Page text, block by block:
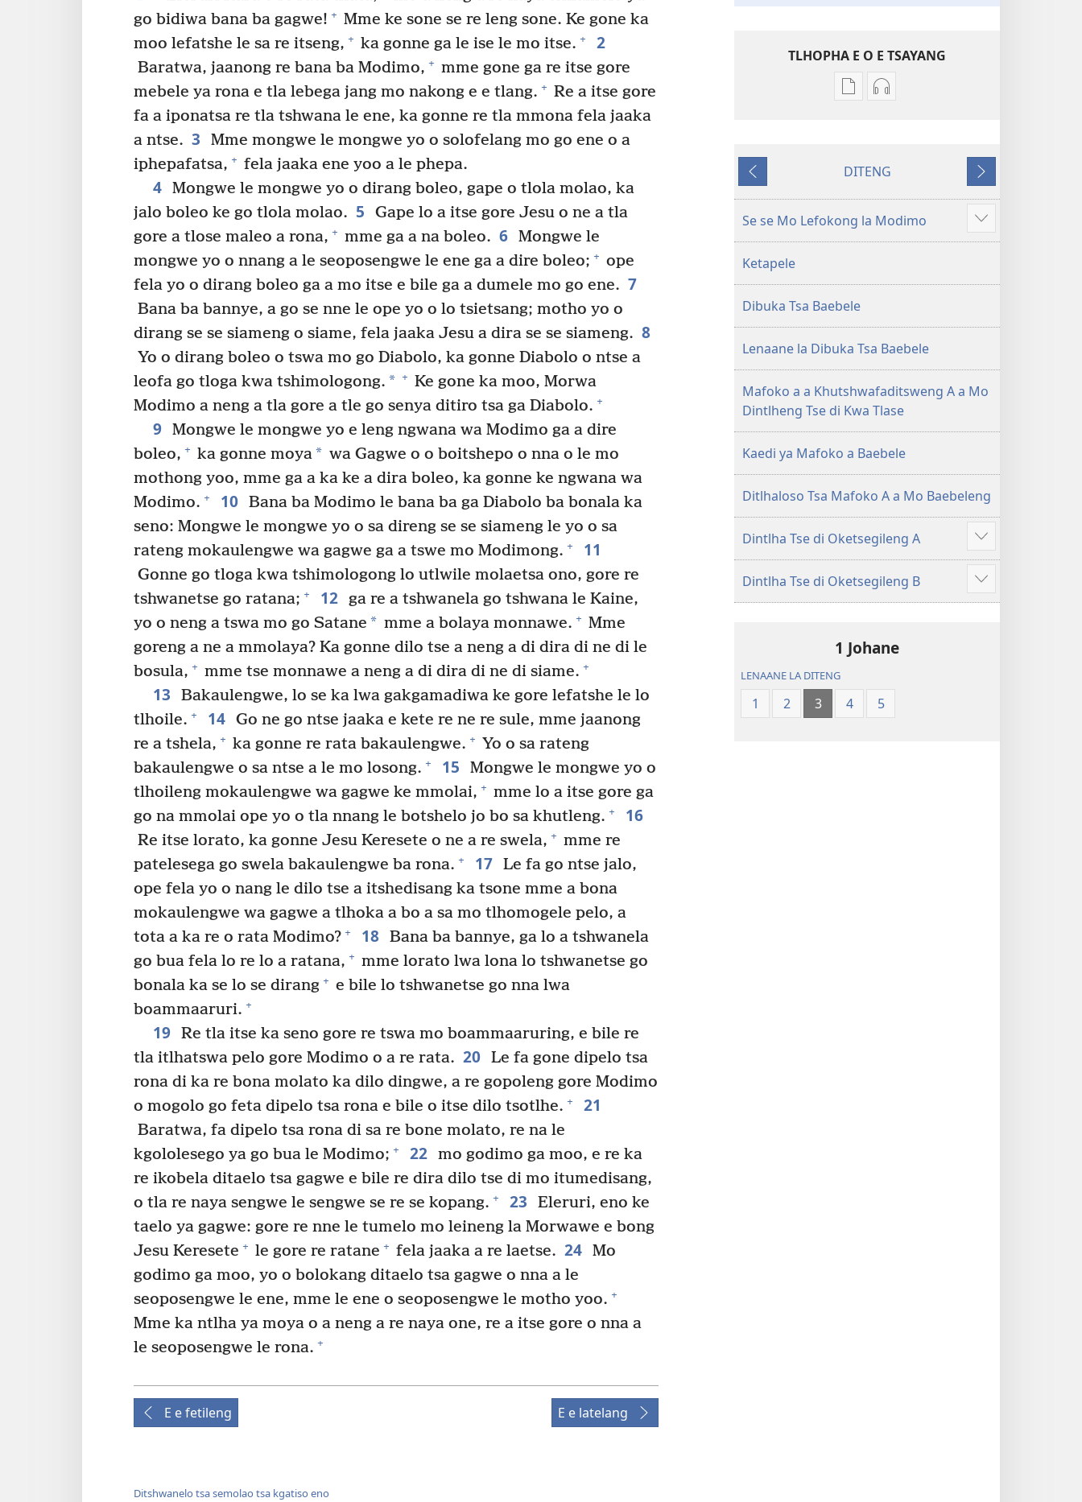
go bidiwa bana ba gagwe! + Mme ke sone se re leng sone. Ke gone ka
moo lefatshe le sa re itseng, + ka gonne ga le ise le mo itse. + 2
Baratwa, jaanong re bana ba Modimo, + mme gone ga re itse gore
mebele ya rona e tla lebega jang mo nakong e e tlang. + Re a itse gore
fa a iponatsa re tla tshwana le ene, ka gonne re tla mmona fela jaaka
a ntse. 3
Mme mongwe le mongwe yo o solofelang mo go ene o a
iphepafatsa, + fela jaaka ene yoo a le phepa.
4 Mongwe le mongwe yo o dirang boleo, gape o tlola molao, ka
jalo boleo ke go tlola molao. 5
Gape lo a itse gore Jesu o ne a tla
gore a tlose maleo a rona, + mme ga a na boleo. 6 Mongwe le
mongwe yo o nnang a le seoposengwe le ene ga a dire boleo; + ope
fela yo o dirang boleo ga a mo itse e bile ga a dumele mo go ene. 7
Bana ba bannye, a go se nne le ope yo o lo tsietsang; motho yo o
dirang se se siameng o siame, fela jaaka Jesu a dira se se siameng. 8
Yo o dirang boleo o tswa mo go Diabolo, ka gonne Diabolo o ntse a
leofa go tloga kwa tshimologong. * + Ke gone ka moo, Morwa
Modimo a neng a tla gore a tle go senya ditiro tsa ga Diabolo. +
9 Mongwe le mongwe yo e leng ngwana wa Modimo ga a dire
boleo, + ka gonne moya* wa Gagwe o o boitshepo o nna o le mo
mothong yoo, mme ga a ka ke a dira boleo, ka gonne ke ngwana wa
Modimo. + 10 Bana ba Modimo le bana ba ga Diabolo ba bonala ka
seno: Mongwe le mongwe yo o sa direng se se siameng le yo o sa
rateng mokaulengwe wa gagwe ga a tswe mo Modimong. + 11
Gonne go tloga kwa tshimologong lo utlwile molaetsa ono, gore re
tshwanetse go ratana; + 12 ga re a tshwanela go tshwana le Kaine,
yo o neng a tswa mo go Satane * mme a bolaya monnawe. + Mme
goreng a ne a mmolaya? Ka gonne dilo tse a neng a di dira di ne di le
bosula, + mme tse monnawe a neng a di dira di ne di siame. +
13
Bakaulengwe, lo se ka lwa gakgamadiwa ke gore lefatshe le lo
tlhoile. + 14 Go ne go ntse jaaka e kete re ne re sule, mme jaanong
re a tshela, + ka gonne re rata bakaulengwe. + Yo o sa rateng
bakaulengwe o sa ntse a le mo losong. + 15
Mongwe le mongwe yo o
tlhoileng mokaulengwe wa gagwe ke mmolai, + mme lo a itse gore ga
go na mmolai ope yo o tla nnang le botshelo jo bo sa khutleng. + 16
Re itse lorato, ka gonne Jesu Keresete o ne a re swela, + mme re
patelesega go swela bakaulengwe ba rona. + 17 Le fa go ntse jalo,
ope fela yo o nang le dilo tse a itshedisang ka tsone mme a bona
mokaulengwe wa gagwe a tlhoka a bo a sa mo tlhomogele pelo, a
tota a ka re o rata Modimo? + 18 Bana ba bannye, ga lo a tshwanela
go bua fela lo re lo a ratana, + mme lorato lwa lona lo tshwanetse go
bonala ka se lo se dirang + e bile lo tshwanetse go nna lwa
boammaaruri. +
19 Re tla itse ka seno gore re tswa mo boammaaruring, e bile re
tla itlhatswa pelo gore Modimo o a re rata. 20 Le fa gone dipelo tsa
rona di ka re bona molato ka dilo dingwe, a re gopoleng gore Modimo
o mogolo go feta dipelo tsa rona e bile o itse dilo tsotlhe. + 21
Baratwa, fa dipelo tsa rona di sa re bone molato, re na le
kgololesego ya go bua le Modimo; + 22 mo godimo ga moo, e re ka
re ikobela ditaelo tsa gagwe e bile re dira dilo tse di mo itumedisang,
o tla re naya sengwe le sengwe se re se kopang. + 23
Eleruri, eno ke
taelo ya gagwe: gore re nne le tumelo mo leineng la Morwawe e bong
Jesu Keresete + le gore re ratane + fela jaaka a re laetse. 24 Mo
godimo ga moo, yo o bolokang ditaelo tsa gagwe o nna a le
seoposengwe le ene, mme le ene o seoposengwe le motho yoo. +
Mme ka ntlha ya moya o a neng a re naya one, re a itse gore o nna a
le seoposengwe le rona. +
E e fetileng E e latelang
Ditshwanelo tsa semolao tsa kgatiso eno
TLHOPHA E O E TSAYANG
Ditsela
dikgatiso
ileketeroniki
Baebele
ya
Lefatshe
le
Lesha
(E
Tlhabolotswe
ka
Ditsela
dikgatiso
di
rekotilweng
Thanolo
Lefatshe
le
Lesha
(E
Tlhabolotswe
e
fetileng
DITENG
e
latelang
Se se Mo Lefokong la Modimo
Show
more
Ketapele
Dibuka Tsa Baebele
Lenaane la Dibuka Tsa Baebele
Mafoko a a Khutshwafaditsweng A a Mo
Dintlheng Tse di Kwa Tlase
Kaedi ya Mafoko a Baebele
Ditlhaloso Tsa Mafoko A a Mo Baebeleng
Dintlha Tse di Oketsegileng A
Show
more
Dintlha Tse di Oketsegileng B
Show
more
1 Johane
LENAANE LA DITENG
1 2 3 4 5